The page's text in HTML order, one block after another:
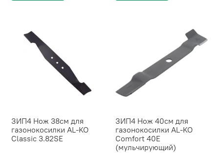
ЗИП4 Нож 38см для
газонокосилки AL-KO
Classic 3.82SE
ЗИП4 Нож 40см для
газонокосилки AL-KO
Comfort 40Е
(мульчирующий)